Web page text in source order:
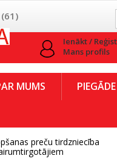
Ienākt /
Mans profils
(61)
PIEGĀDE
MUMS
preču tirdzniecība